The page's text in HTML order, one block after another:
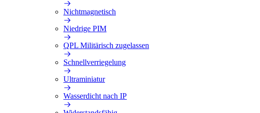
Nichtmagnetisch
Niedrige PIM
QPL Militärisch zugelassen
Schnellverriegelung
Ultraminiatur
Wasserdicht nach IP